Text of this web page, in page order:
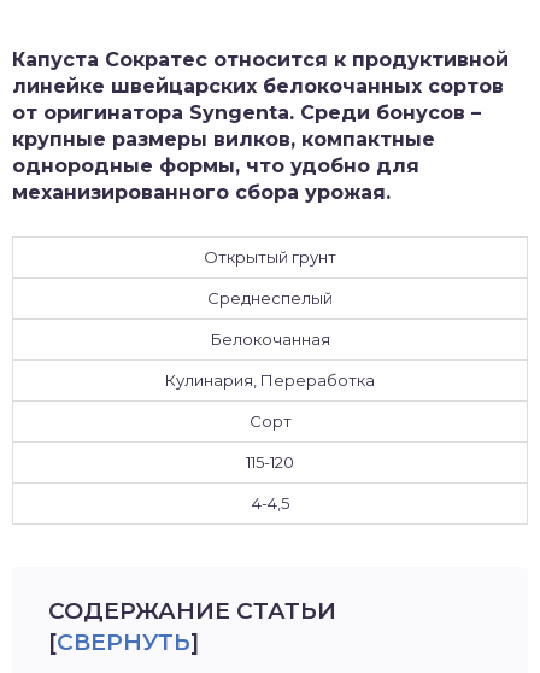
Капуста Сократес относится к продуктивной
линейке швейцарских белокочанных сортов
от оригинатора Syngenta. Среди бонусов –
крупные размеры вилков, компактные
однородные формы, что удобно для
механизированного сбора урожая.
Открытый грунт
Среднеспелый
Белокочанная
Кулинария, Переработка
Сорт
115-120
4-4,5
СОДЕРЖАНИЕ СТАТЬИ
[СВЕРНУТЬ]